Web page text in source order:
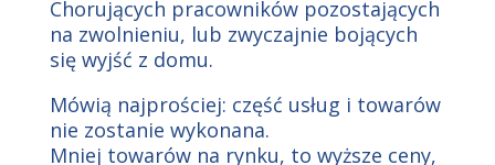
Chorujących pracowników pozostających
na zwolnieniu, lub zwyczajnie bojących
się wyjść z domu.
Mówią najprościej: część usług i towarów
nie zostanie wykonana.
Mniej towarów na rynku, to wyższe ceny,